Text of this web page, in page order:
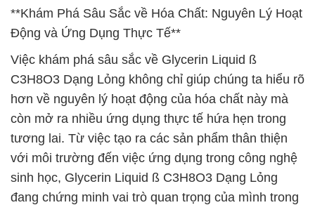
**Khám Phá Sâu Sắc về Hóa Chất: Nguyên Lý Hoạt
Động và Ứng Dụng Thực Tế**
Việc khám phá sâu sắc về Glycerin Liquid ß
C3H8O3 Dạng Lỏng không chỉ giúp chúng ta hiểu rõ
hơn về nguyên lý hoạt động của hóa chất này mà
còn mở ra nhiều ứng dụng thực tế hứa hẹn trong
tương lai. Từ việc tạo ra các sản phẩm thân thiện
với môi trường đến việc ứng dụng trong công nghệ
sinh học, Glycerin Liquid ß C3H8O3 Dạng Lỏng
đang chứng minh vai trò quan trọng của mình trong